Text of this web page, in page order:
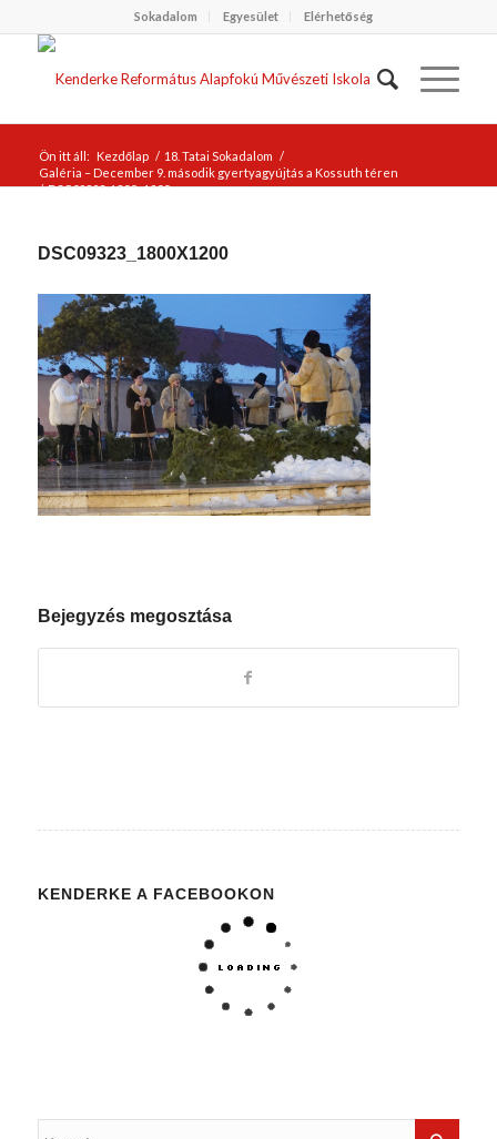
Sokadalom Egyesület Elérhetőség
Ön itt áll: Kezdőlap / 18. Tatai Sokadalom /
Galéria – December 9. második gyertyagyújtás a Kossuth téren
/ DSC09323_1800x1200
DSC09323_1800X1200
Bejegyzés megosztása
KENDERKE A FACEBOOKON